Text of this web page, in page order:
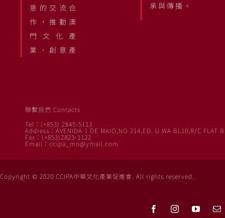
意的交流合
作，推動澳
門文化產
業、創意產
承與傳播。
聯繫我們 Contacts
Tel：(+853) 2845-5113
Address：AVENIDA 1 DE MAIO,NO 214,ED. U WA BL10,R/C FLAT B
Fax：(+853)2823-1122
Email：ccipa_mo@ymail.com
Copyright © 2020 CCIPA中華文化產業促進會. All rights reserved.